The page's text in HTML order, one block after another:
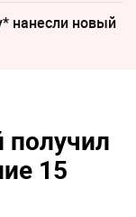
нанесли новый
15